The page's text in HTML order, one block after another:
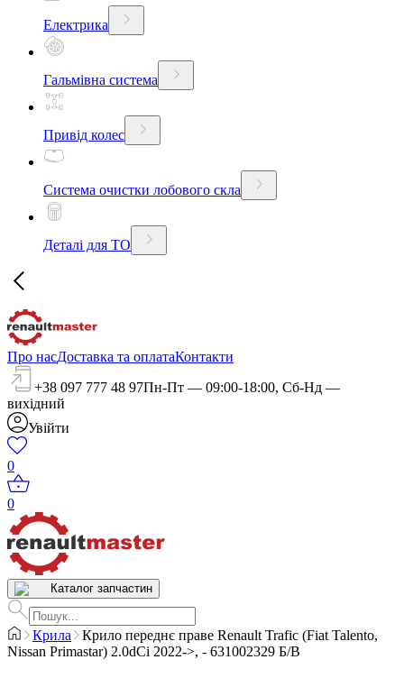
Електрика
Гальмівна система
Привід колес
Система очистки лобового скла
Деталі для ТО
Про насДоставка та оплатаКонтакти
+38 097 777 48 97Пн-Пт — 09:00-18:00, Сб-Нд —
вихідний
Увійти
0
0
Каталог запчастин
Крила
Крило переднє праве Renault Trafic (Fiat Talento,
Nissan Primastar) 2.0dCi 2022->, - 631002329 Б/В